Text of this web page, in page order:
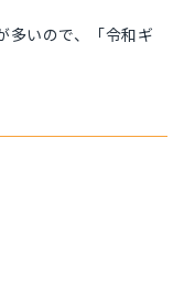
多いので、「令和ギ